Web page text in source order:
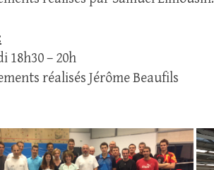
18h30 – 20h
réalisés Jérôme Beaufils